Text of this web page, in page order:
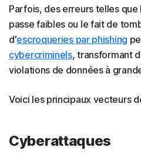
Parfois, des erreurs telles
passe faibles ou le fait de
d'escroqueries par phishing
cybercriminels, transformant
violations de données à
Voici les principaux vecteurs
Cyberattaques